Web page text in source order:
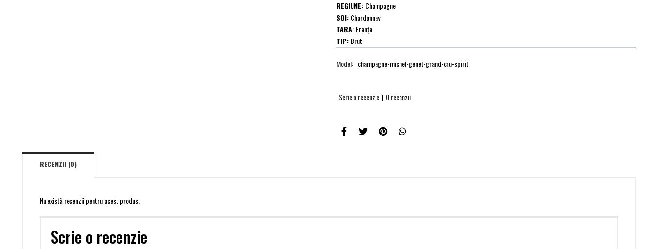
REGIUNE: Champagne
SOI: Chardonnay
TARA: Franţa
TIP: Brut
Model: champagne-michel-genet-grand-cru-spirit
Scrie o recenzie | 0 recenzii
RECENZII (0)
Nu există recenzii pentru acest produs.
Scrie o recenzie